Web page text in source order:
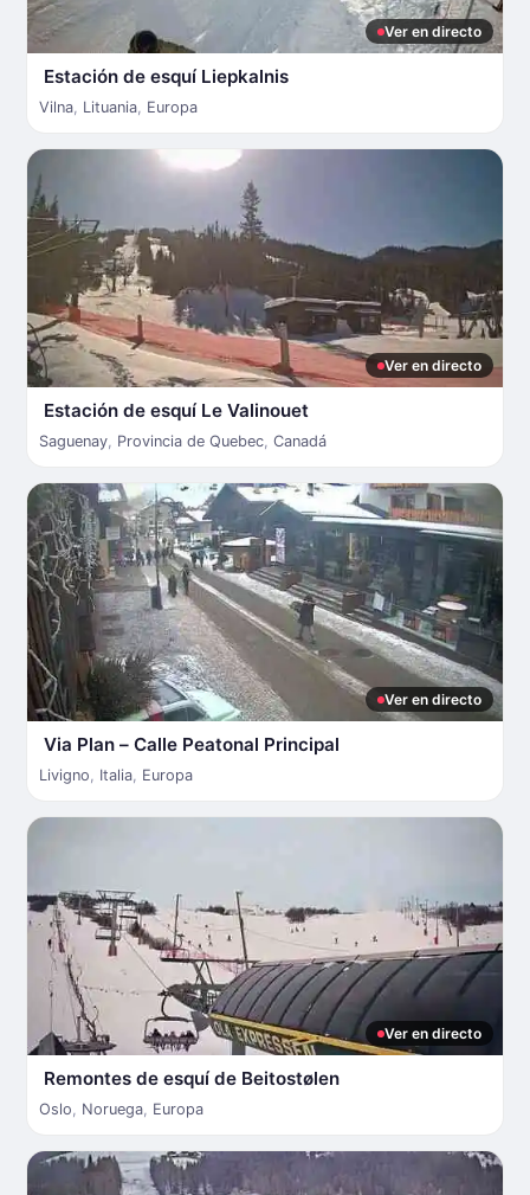
Ver en directo
Estación de esquí Liepkalnis
Vilna, Lituania, Europa
Ver en directo
Estación de esquí Le Valinouet
Saguenay, Provincia de Quebec, Canadá
Ver en directo
Via Plan – Calle Peatonal Principal
Livigno, Italia, Europa
Ver en directo
Remontes de esquí de Beitostølen
Oslo, Noruega, Europa